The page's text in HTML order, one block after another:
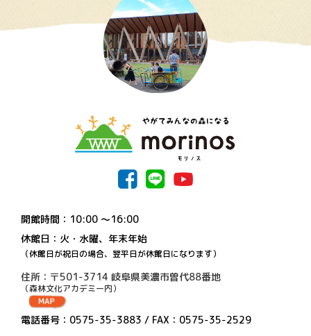
開館時間：10:00 〜16:00
休館日：火・水曜、年末年始
（休館日が祝日の場合、翌平日が休館日になります）
住所：〒501-3714 岐阜県美濃市曽代88番地
（森林文化アカデミー内）
電話番号：0575-35-3883 / FAX：0575-35-2529